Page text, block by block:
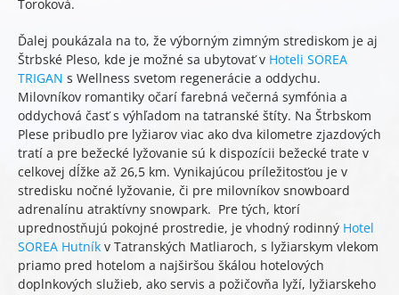
Toroková.
Ďalej poukázala na to, že výborným zimným strediskom je aj
Štrbské Pleso, kde je možné sa ubytovať v Hoteli SOREA
TRIGAN s Wellness svetom regenerácie a oddychu.
Milovníkov romantiky očarí farebná večerná symfónia a
oddychová časť s výhľadom na tatranské štíty. Na Štrbskom
Plese pribudlo pre lyžiarov viac ako dva kilometre zjazdových
tratí a pre bežecké lyžovanie sú k dispozícii bežecké trate v
celkovej dĺžke až 26,5 km. Vynikajúcou príležitosťou je v
stredisku nočné lyžovanie, či pre milovníkov snowboard
adrenalínu atraktívny snowpark. Pre tých, ktorí
uprednostňujú pokojné prostredie, je vhodný rodinný Hotel
SOREA Hutník v Tatranských Matliaroch, s lyžiarskym vlekom
priamo pred hotelom a najširšou škálou hotelových
doplnkových služieb, ako servis a požičovňa lyží, lyžiarskeho